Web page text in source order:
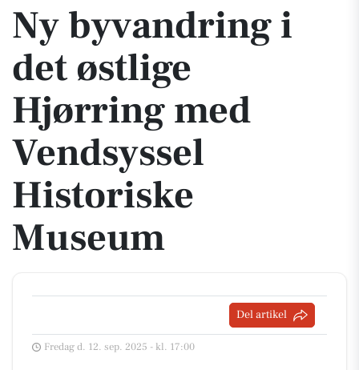
Ny byvandring i
det østlige
Hjørring med
Vendsyssel
Historiske
Museum
Del artikel
Fredag d. 12. sep. 2025 - kl. 17:00